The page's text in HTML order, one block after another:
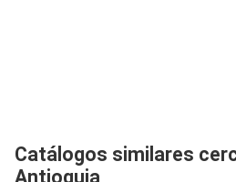
Catálogos similares
Antioquia